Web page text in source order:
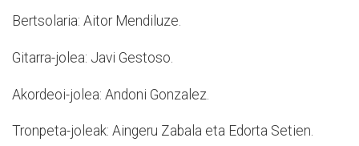
Bertsolaria: Aitor Mendiluze.
Gitarra-jolea: Javi Gestoso.
Akordeoi-jolea: Andoni Gonzalez.
Tronpeta-joleak: Aingeru Zabala eta Edorta Setien.